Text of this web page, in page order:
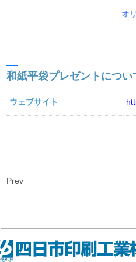
オ
和紙平袋プレゼントについ
ウェブサイト
Prev